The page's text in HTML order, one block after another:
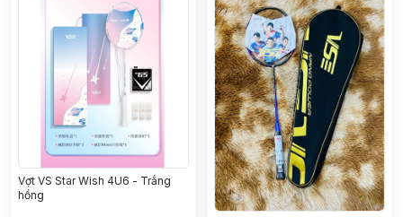
Vợt VS Star Wish 4U6 - Trắng
hồng